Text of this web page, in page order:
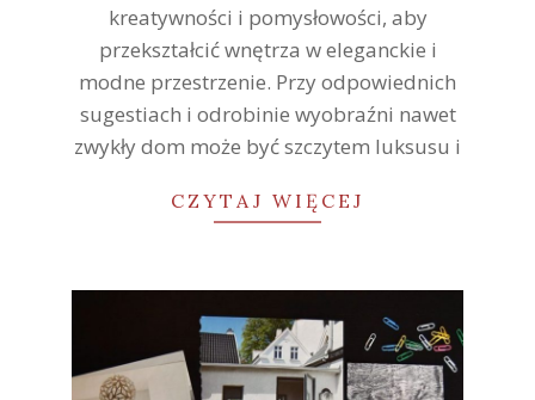
kreatywności i pomysłowości, aby
przekształcić wnętrza w eleganckie i
modne przestrzenie. Przy odpowiednich
sugestiach i odrobinie wyobraźni nawet
zwykły dom może być szczytem luksusu i
CZYTAJ WIĘCEJ